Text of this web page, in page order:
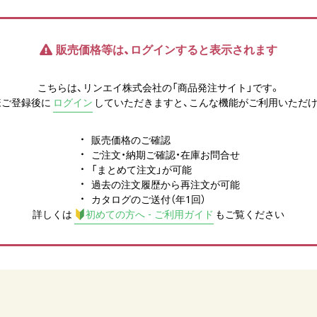
販売価格等は、ログインすると表示されます
こちらは、リンエイ株式会社の「商品発注サイト」です。
登録後に ログイン していただきますと、こんな機能がご利用いただ
販売価格のご確認
ご注文・納期ご確認・在庫お問合せ
「まとめて注文」が可能
過去の注文履歴から再注文が可能
カタログのご送付（年1回）
詳しくは
初めての方へ - ご利用ガイド もご覧ください